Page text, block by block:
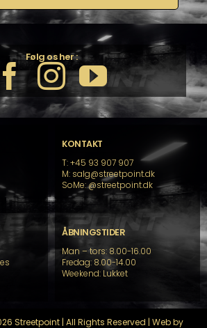
Følg os her :
KONTAKT
T: +45 93 907 907
M: salg@streetpoint.dk
SoMe:@streetpoint.dk
ÅBNINGSTIDER
Man – tors: 8.00-16.00
Fredag: 8.00-14.00
Weekend: Lukket
Streetpoint | All Rights Reserved | Web by